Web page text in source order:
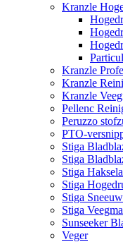
Kranzle
Kranzle
Kranzle
Kranzle
Pellenc
Peruzzo
PTO-
Stiga
Stiga
Stiga
Stiga
Stiga
Stiga
Sunseeker
Veger